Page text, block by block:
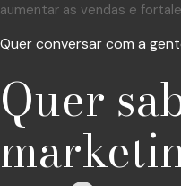
aumentar as vendas e
Quer conversar com a
Quer